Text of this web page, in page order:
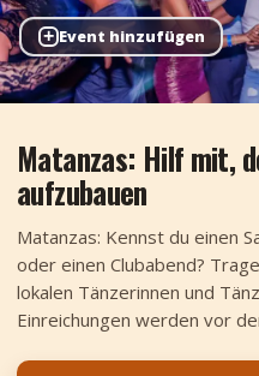
Artikel
Videos
Shop
TuneTempo
+ Event hinzufügen
+ Event hinzufügen
Matanzas: Hilf mit,
aufzubauen
Matanzas: Kennst du einen
oder einen Clubabend?
lokalen Tänzerinnen und
Einreichungen werden vor